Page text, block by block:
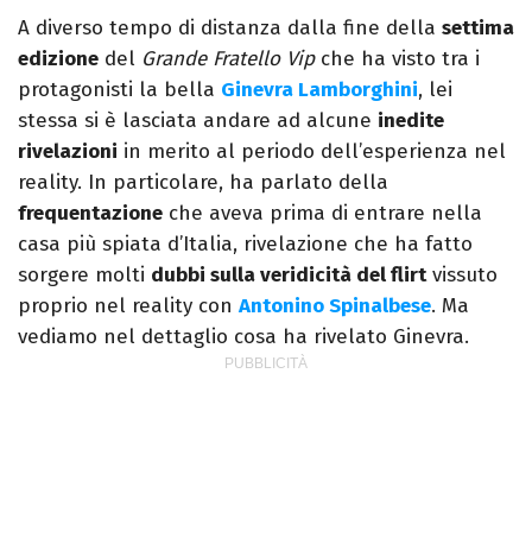
mantovana, laureata in Lettere, Cinema e
Tv. Ha due libri all’attivo e ama la scrittura
alla follia.
A diverso tempo di distanza dalla fine della settima
edizione del Grande Fratello Vipche ha visto tra i
protagonisti la bella Ginevra Lamborghini, lei
stessa si è lasciata andare ad alcune inedite
rivelazioni in merito al periodo dell’esperienza nel
reality. In particolare, ha parlato della
frequentazione che aveva prima di entrare nella
casa più spiata d’Italia, rivelazione che ha fatto
sorgere molti dubbi sulla veridicità del flirtvissuto
proprio nel reality con Antonino Spinalbese. Ma
vediamo nel dettaglio cosa ha rivelato Ginevra.